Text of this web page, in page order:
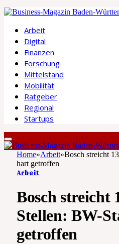
Arbeit
Digital
Finanzen
Forschung
Mittelstand
Mobilität
Ratgeber
Regional
Startups
Home»Arbeit»Bosch streicht
hart getroffen
Arbeit
Bosch streicht
Stellen: BW-
getroffen